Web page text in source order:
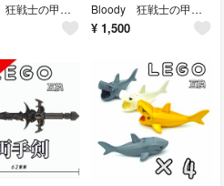
Bloody 狂戦士の甲冑 LEGO互換 レゴ武器 インテリア モンハン ガッツ Bloody 狂戦士の甲冑 LEGO互換 レゴ武器 インテリア モンハン ガッツ
¥ 1,500